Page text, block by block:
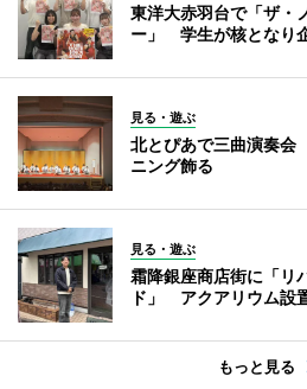
東洋大赤羽台で「ザ・
ー」 学生が核となり
見る・遊ぶ
北とぴあで三曲演奏
ニング飾る
見る・遊ぶ
霜降銀座商店街に「リ
ド」 アクアリウム設
もっと見る